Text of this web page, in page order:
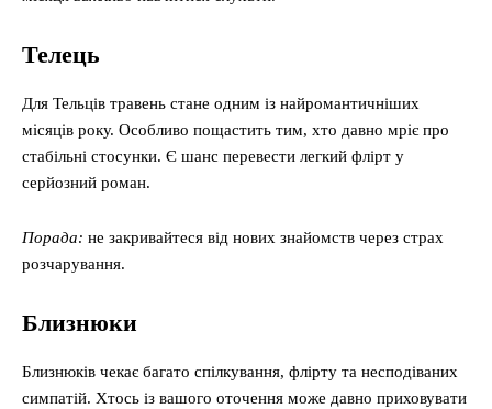
Телець
Для Тельців травень стане одним із найромантичніших
місяців року. Особливо пощастить тим, хто давно мріє про
стабільні стосунки. Є шанс перевести легкий флірт у
серйозний роман.
Порада: не закривайтеся від нових знайомств через страх
розчарування.
Близнюки
Близнюків чекає багато спілкування, флірту та несподіваних
симпатій. Хтось із вашого оточення може давно приховувати